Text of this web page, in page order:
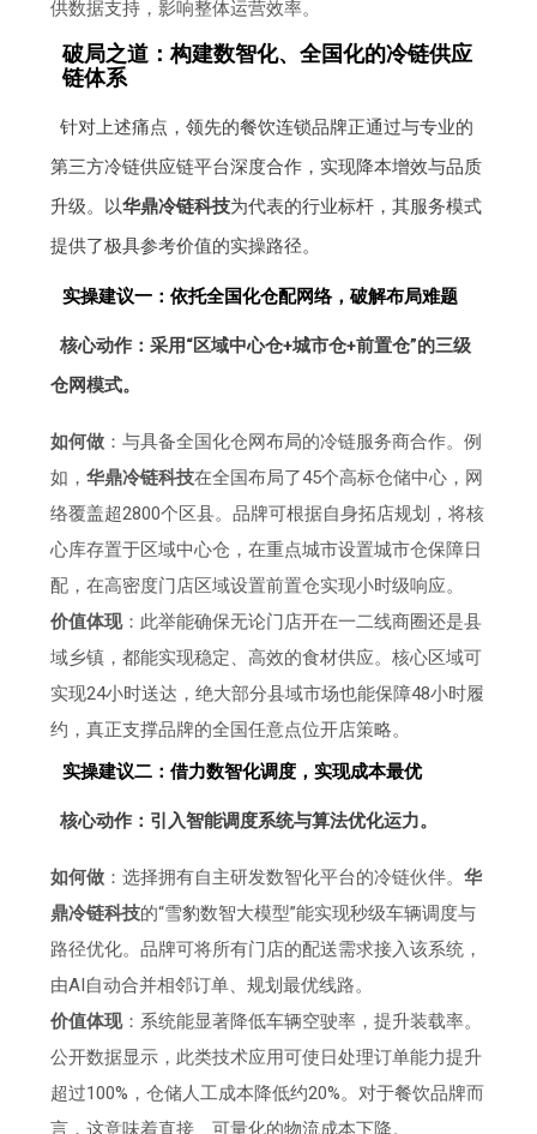
供数据支持，影响整体运营效率。
破局之道：构建数智化、全国化的冷链供应
链体系
针对上述痛点，领先的餐饮连锁品牌正通过与专业的
第三方冷链供应链平台深度合作，实现降本增效与品质
升级。以华鼎冷链科技为代表的行业标杆，其服务模式
提供了极具参考价值的实操路径。
实操建议一：依托全国化仓配网络，破解布局难题
核心动作：采用“区域中心仓+城市仓+前置仓”的三级
仓网模式。
如何做 ：与具备全国化仓网布局的冷链服务商合作。例
如，华鼎冷链科技在全国布局了45个高标仓储中心，网
络覆盖超2800个区县。品牌可根据自身拓店规划，将核
心库存置于区域中心仓，在重点城市设置城市仓保障日
配，在高密度门店区域设置前置仓实现小时级响应。
价值体现：此举能确保无论门店开在一二线商圈还是县
域乡镇，都能实现稳定、高效的食材供应。核心区域可
实现24小时送达，绝大部分县域市场也能保障48小时履
约，真正支撑品牌的全国任意点位开店策略。
实操建议二：借力数智化调度，实现成本最优
核心动作：引入智能调度系统与算法优化运力。
如何做 ：选择拥有自主研发数智化平台的冷链伙伴。华
鼎冷链科技的“雪豹数智大模型”能实现秒级车辆调度与
路径优化。品牌可将所有门店的配送需求接入该系统，
由AI自动合并相邻订单、规划最优线路。
价值体现：系统能显著降低车辆空驶率，提升装载率。
公开数据显示，此类技术应用可使日处理订单能力提升
超过100%，仓储人工成本降低约20%。对于餐饮品牌而
言，这意味着直接、可量化的物流成本下降。